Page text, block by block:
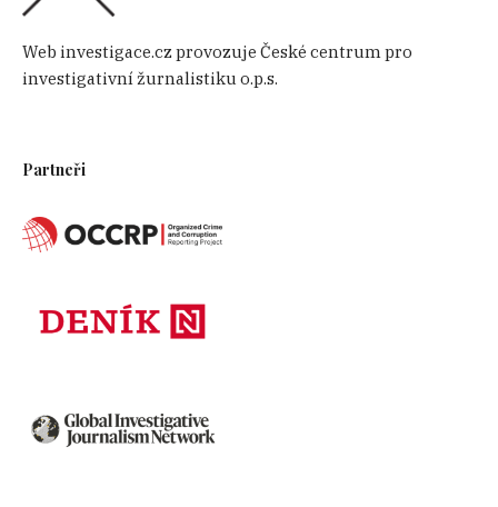
Web investigace.cz provozuje České centrum pro
investigativní žurnalistiku o.p.s.
Partneři